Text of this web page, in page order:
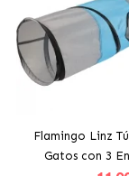
Flamingo Linz
Gatos con 3